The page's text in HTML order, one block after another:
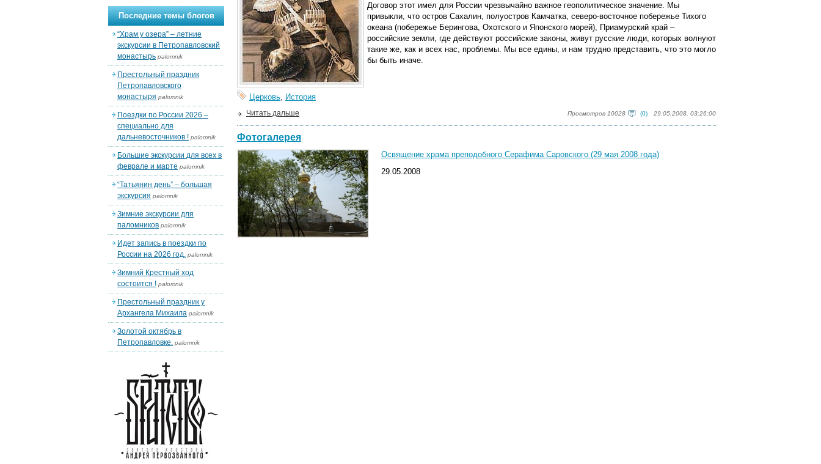
Договор этот имел для России чрезвычайно важное геополитическое значение. Мы
привыкли, что остров Сахалин, полуостров Камчатка, северо-восточное побережье Тихого
океана (побережье Берингова, Охотского и Японского морей), Приамурский край –
российские земли, где действуют российские законы, живут русские люди, которых волнуют
такие же, как и всех нас, проблемы. Мы все едины, и нам трудно представить, что это могло
бы быть иначе.
Церковь, История
Просмотров 10028 (0) 29.05.2008, 03:26:00
Читать дальше
Фотогалерея
Освящение храма преподобного Серафима Саровского (29 мая 2008 года)
29.05.2008
Последние темы блогов
“Храм у озера” – летние
экскурсии в Петропавловский
монастырь palomnik
Престольный праздник
Петропавловского
монастыря palomnik
Поездки по России 2026 –
специально для
дальневосточников ! palomnik
Большие экскурсии для всех в
феврале и марте palomnik
“Татьянин день” – большая
экскурсия palomnik
Зимние экскурсии для
паломников palomnik
Идет запись в поездки по
России на 2026 год. palomnik
Зимний Крестный ход
состоится ! palomnik
Престольный праздник у
Архангела Михаила palomnik
Золотой октябрь в
Петропавловке. palomnik